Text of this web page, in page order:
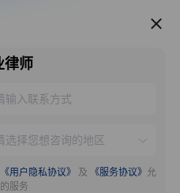
服务推荐
律师
《用户隐私协议》 及 《服务协议》 允
服务